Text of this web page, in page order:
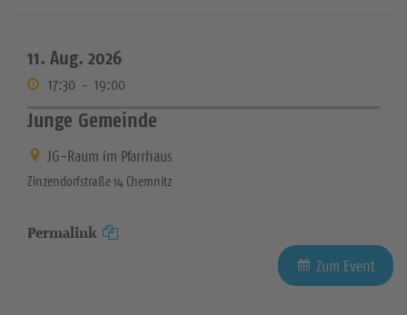
11. Aug. 2026
17:30 - 19:00
Junge Gemeinde
JG-Raum im Pfarrhaus
Zinzendorfstraße 14 Chemnitz
Permalink
Zum Event